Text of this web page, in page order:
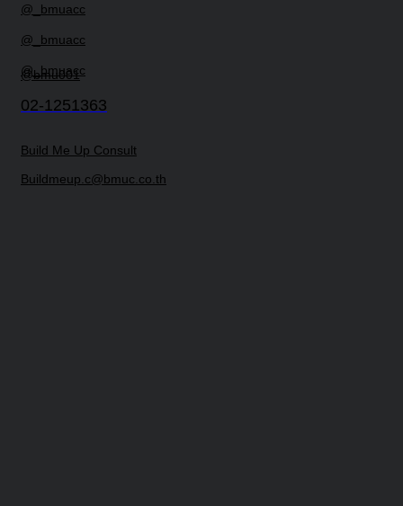
@_bmuacc
@_bmuacc
@_bmuacc
@bmu001
02-1251363
Build Me Up Consult
Buildmeup.c@bmuc.co.th